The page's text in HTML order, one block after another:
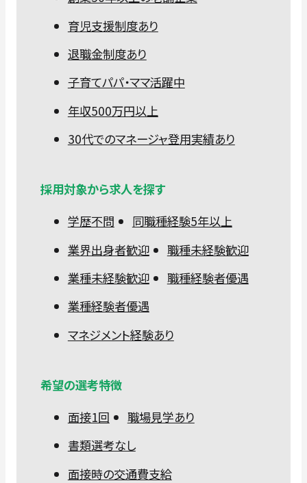
育児支援制度あり
退職金制度あり
子育てパパ・ママ活躍中
年収500万円以上
30代でのマネージャ登用実績あり
採用対象から求人を探す
学歴不問
同職種経験5年以上
業界出身者歓迎
職種未経験歓迎
業種未経験歓迎
職種経験者優遇
業種経験者優遇
マネジメント経験あり
希望の選考特徴
面接1回
職場見学あり
書類選考なし
面接時の交通費支給